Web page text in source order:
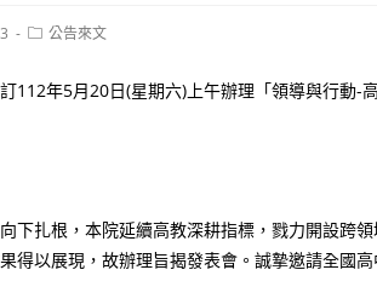
Post公告來文
112年5月20日(星期六)上午辦理「領導與行動
下扎根，本院延續高教深耕指標，戮力開設跨
得以展現，故辦理旨揭發表會。誠摯邀請全國